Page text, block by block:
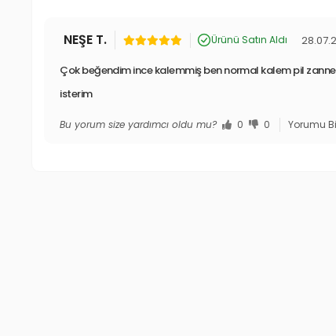
NEŞE T. Ürünü Satın Aldı
Çok beğendim ince kalemmiş ben normal kalem pil
isterim
Bu yorum size yardımcı oldu mu? 0 0 Yorumu